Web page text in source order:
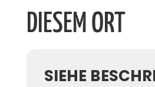
DIESEM ORT
SIEHE